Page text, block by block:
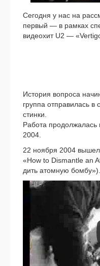
Сегодня у нас на
пер­вый — в рам­ках
видео­хит U2 —
История вопро­са
груп­па отпра­ви­лась
стин­ки.
Работа про­дол­жа­лась
2004.
22 нояб­ря 2004
«How to Dismantle an
дить атом­ную бом­бу»).